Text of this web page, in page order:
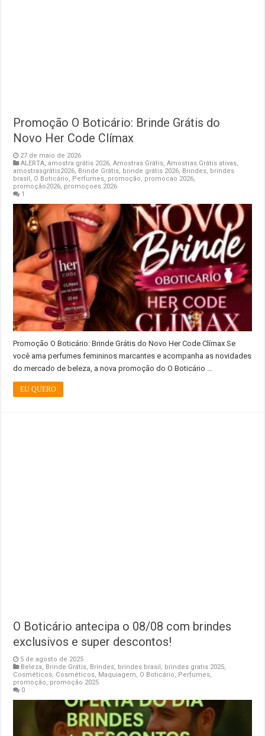
Promoção O Boticário: Brinde Grátis do
Novo Her Code Clímax
27 de maio de 2026
ALERTA,amostra grátis 2026,Amostras Grátis,Amostras Grátis ativas,
amostrasgrátis2026, Brinde Grátis, brinde grátis 2026, Brindes, brindes
brasil, O Boticário, Perfumes, promoção, promocao 2026,
promoção2026, promoçoes 2026
1
Promoção O Boticário: Brinde Grátis do Novo Her Code Clímax Se
você ama perfumes femininos marcantes e acompanha as novidades
do mercado de beleza, a nova promoção do O Boticário …
EU QUERO
O Boticário antecipa o 08/08 com brindes
exclusivos e super descontos!
5 de agosto de 2025
Beleza
Brinde Grátis Brindes brindes brasil brindes gratis 2025
Cosméticos Cosméticos Maquiagem O Boticário Perfumes
promoção
promoção 2025
0